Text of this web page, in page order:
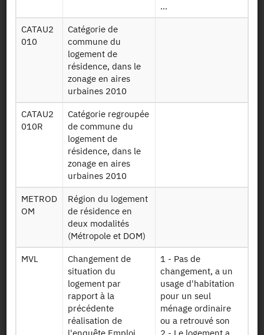
ceux-ci aient
rempli ou non un
questionnaire
individuel lors de
cette enquête
Table avec pour
chaque ménage
de l'échantillon
stricto sensu ses
revenus et
caractéristiques
au quatrième
trimestre 2017
de l'Enquête
Emploi en
continu
Fichier décrivant
les individus qui
n'appartiennent
pas à un ménage
de l'Enquête
Emploi mais qui
ont été retrouvés
dans la
...
CATAU2
010
Catégorie de
commune du
logement de
résidence, dans le
zonage en aires
urbaines 2010
CATAU2
010R
Catégorie regroupée
de commune du
logement de
résidence, dans le
zonage en aires
urbaines 2010
METROD
OM
Région du logement
de résidence en
deux modalités
(Métropole et DOM)
MVL
Changement de
situation du
logement par
rapport à la
précédente
réalisation de
1 - Pas de
changement, a un
usage d'habitation
pour un seul
ménage ordinaire
ou a retrouvé son